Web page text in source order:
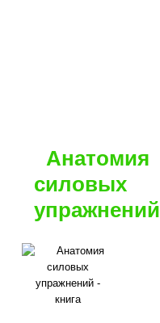
Анатомия
силовых
упражнений